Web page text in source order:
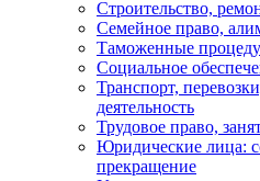
Строительство,
Семейное право,
Таможенные
Социальное
Транспорт,
деятельность
Трудовое право,
Юридические лица:
прекращение